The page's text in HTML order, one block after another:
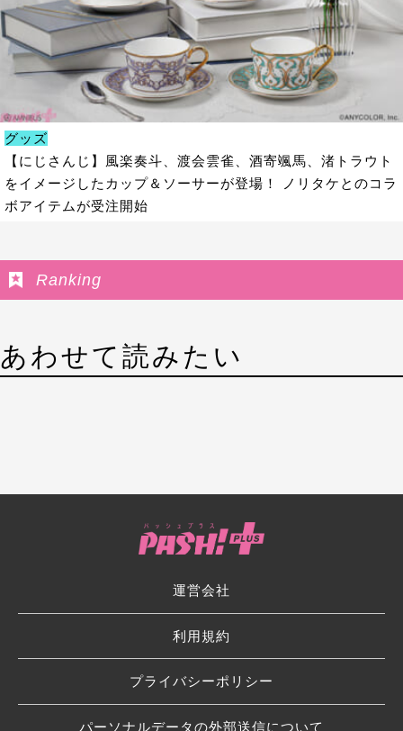
グッズ
【にじさんじ】風楽奏斗、渡会雲雀、酒寄颯馬、渚トラウト
をイメージしたカップ＆ソーサーが登場！ ノリタケとのコラ
ボアイテムが受注開始
Ranking
あわせて読みたい
運営会社
利用規約
プライバシーポリシー
パーソナルデータの外部送信について